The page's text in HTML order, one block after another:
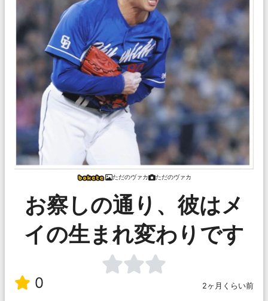
ただのヴァカ ただのヴァカ
お察しの通り、彼はメ
イの生まれ変わりです
0 2ヶ月くらい前